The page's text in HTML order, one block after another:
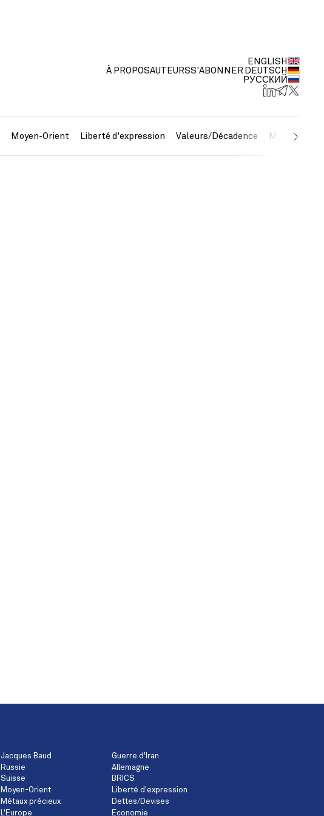
À PROPOSAUTEURSS'ABONNER
ENGLISH
DEUTSCH
РУССКИЙ
Moyen-Orient Liberté d'expression Valeurs/Décadence Métaux
Jacques Baud
Guerre d'Iran
Russie
Allemagne
Suisse
BRICS
Moyen-Orient
Liberté d'expression
Métaux précieux
Dettes/Devises
L'Europe Economie